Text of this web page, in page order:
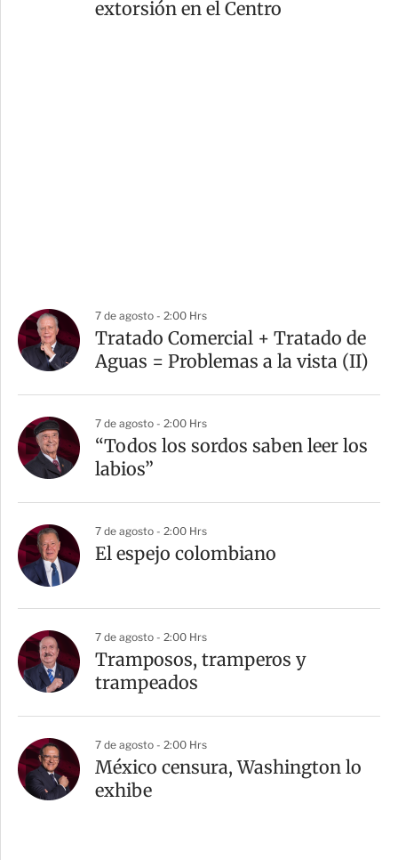
extorsión en el Centro
7 de agosto - 2:00 Hrs
Tratado Comercial + Tratado de
Aguas = Problemas a la vista (II)
7 de agosto - 2:00 Hrs
“Todos los sordos saben leer los
labios”
7 de agosto - 2:00 Hrs
El espejo colombiano
7 de agosto - 2:00 Hrs
Tramposos, tramperos y
trampeados
7 de agosto - 2:00 Hrs
México censura, Washington lo
exhibe